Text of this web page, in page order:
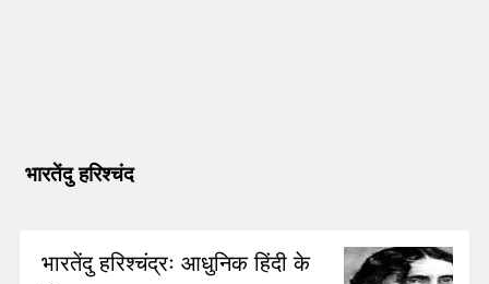
भारतेंदु हरिश्चंद
भारतेंदु हरिश्चंद्रः आधुनिक हिंदी के